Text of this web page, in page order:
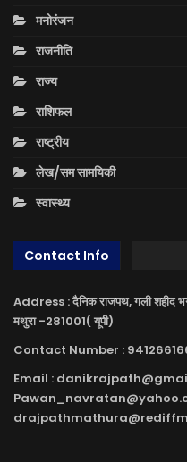
मनोरंजन
राजनीति
राज्य
राशिफल
राष्ट्रीय
लेख/सम सामयिकी
स्वास्थ्य
Contact Info
Address : दैनिक राजपथ, गली शहीद
मथुरा -281001( यूपी)
Contact Number :
Email :